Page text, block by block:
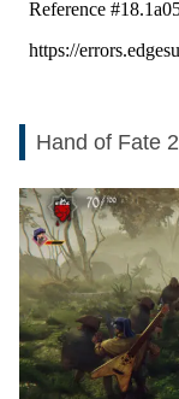
Hand of Fate 2